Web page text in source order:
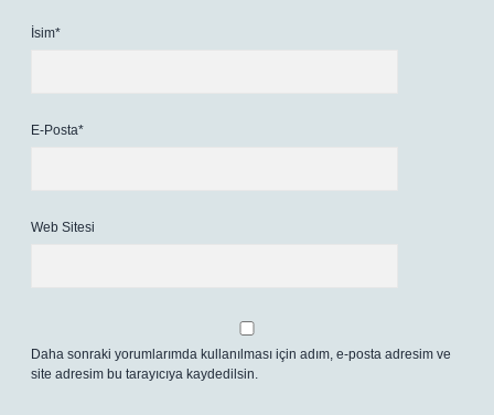
İsim*
E-Posta*
Web Sitesi
Daha sonraki yorumlarımda kullanılması için adım, e-posta adresim ve
site adresim bu tarayıcıya kaydedilsin.